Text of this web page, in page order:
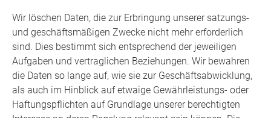
Wir löschen Daten, die zur Erbringung unserer satzungs-
und geschäftsmäßigen Zwecke nicht mehr erforderlich
sind. Dies bestimmt sich entsprechend der jeweiligen
Aufgaben und vertraglichen Beziehungen. Wir bewahren
die Daten so lange auf, wie sie zur Geschäftsabwicklung,
als auch im Hinblick auf etwaige Gewährleistungs- oder
Haftungspflichten auf Grundlage unserer berechtigten